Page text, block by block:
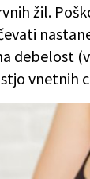
žil.
debelost
vnetnih